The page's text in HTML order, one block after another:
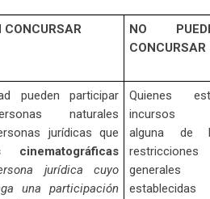
CONCURSAR
NO
CONCURSAR
pueden participar
naturales
jurídicas que
cinematográficas
jurídica cuyo
una participación
Quienes
incursos
alguna de
restricciones
generales
establecidas